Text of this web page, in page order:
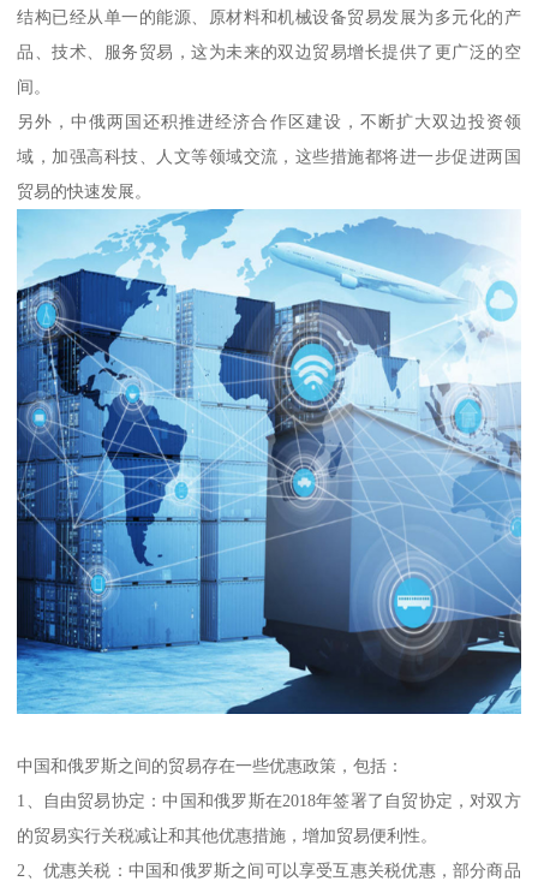
结构已经从单一的能源、原材料和机械设备贸易发展为多元化的产
品、技术、服务贸易，这为未来的双边贸易增长提供了更广泛的空
间。
另外，中俄两国还积推进经济合作区建设，不断扩大双边投资领
域，加强高科技、人文等领域交流，这些措施都将进一步促进两国
贸易的快速发展。
中国和俄罗斯之间的贸易存在一些优惠政策，包括：
1、自由贸易协定：中国和俄罗斯在2018年签署了自贸协定，对双方
的贸易实行关税减让和其他优惠措施，增加贸易便利性。
2、优惠关税：中国和俄罗斯之间可以享受互惠关税优惠，部分商品